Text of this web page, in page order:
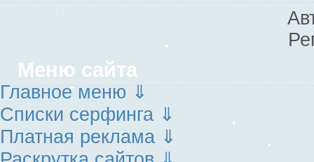
Меню сайта
Главное меню ⇓
Списки серфинга ⇓
Платная реклама ⇓